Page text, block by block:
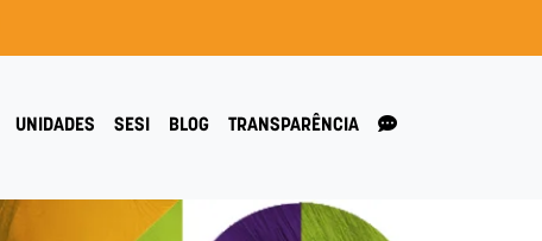
UNIDADES SESI BLOG TRANSPARÊNCIA